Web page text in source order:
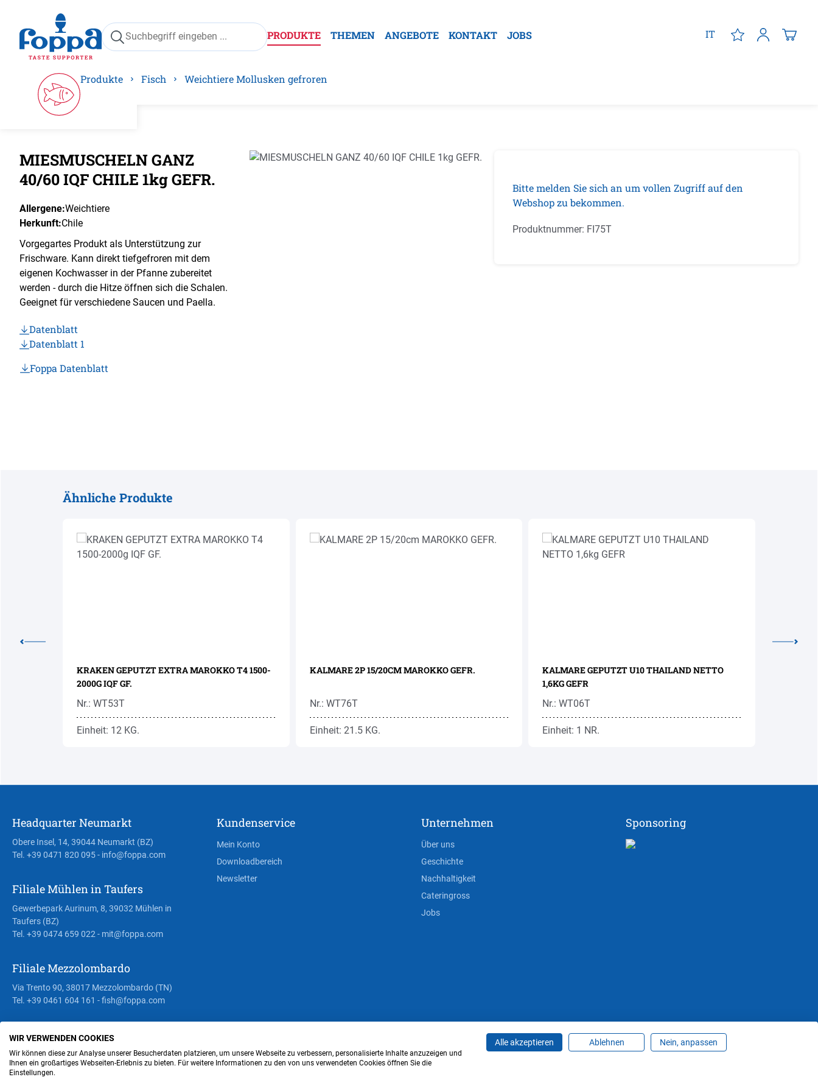
Zur Hauptnavigation springen
PRODUKTE THEMEN ANGEBOTE KONTAKT JOBS IT
Produkte Fisch Weichtiere Mollusken gefroren
MIESMUSCHELN GANZ
40/60 IQF CHILE 1kg GEFR.
Allergene:Weichtiere
Herkunft:Chile
Vorgegartes Produkt als Unterstützung zur
Frischware. Kann direkt tiefgefroren mit dem
eigenen Kochwasser in der Pfanne zubereitet
werden - durch die Hitze öffnen sich die Schalen.
Geeignet für verschiedene Saucen und Paella.
Datenblatt
Datenblatt 1
Foppa Datenblatt
Bildergalerie überspringen
Bitte melden Sie sich an um vollen Zugriff auf den
Webshop zu bekommen.
Produktnummer: FI75T
Ähnliche Produkte
KRAKEN GEPUTZT EXTRA MAROKKO T4 1500-
2000G IQF GF.
Nr.: WT53T
Einheit: 12 KG.
KALMARE 2P 15/20CM MAROKKO GEFR.
Nr.: WT76T
Einheit: 21.5 KG.
KALMARE GEPUTZT U10 THAILAND NETTO
1,6KG GEFR
Nr.: WT06T
Einheit: 1 NR.
Headquarter Neumarkt
Obere Insel, 14, 39044 Neumarkt (BZ)
Tel. +39 0471 820 095- info@foppa.com
Filiale Mühlen in Taufers
Gewerbepark Aurinum, 8, 39032 Mühlen in
Taufers (BZ)
Tel. +39 0474 659 022 - mit@foppa.com
Filiale Mezzolombardo
Via Trento 90, 38017 Mezzolombardo (TN)
Tel. +39 0461 604 161 - fish@foppa.com
Kundenservice
Mein Konto
Downloadbereich
Newsletter
Unternehmen
Über uns
Geschichte
Nachhaltigkeit
Cateringross
Jobs
Sponsoring
Steuer- und MwSt.- Nr. IT00676670219 AGB Privacy Policy Impressum
Cookie-Einstellungen ändern
WIR VERWENDEN COOKIES
Wir können diese zur Analyse unserer Besucherdaten platzieren, um unsere Webseite zu verbessern, personalisierte Inhalte anzuzeigen und
Ihnen ein großartiges Webseiten-Erlebnis zu bieten. Für weitere Informationen zu den von uns verwendeten Cookies öffnen Sie die
Einstellungen.
Alle akzeptieren Ablehnen Nein, anpassen